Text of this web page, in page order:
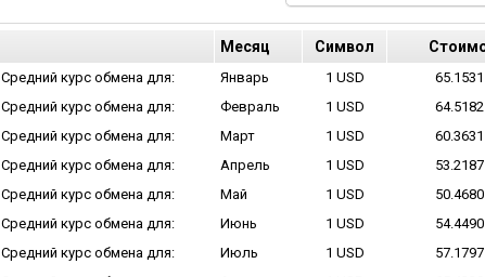
Mесяц Cимвол
Средний курс обмена для: Январь 1 USD
Средний курс обмена для:
Февраль 1 USD
Средний курс обмена для:
Март 1 USD
Средний курс обмена для:
Апрель 1 USD
Средний курс обмена для:
Май 1 USD
Средний курс обмена для:
Июнь 1 USD
Средний курс обмена для:
Июль 1 USD